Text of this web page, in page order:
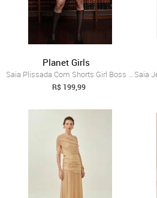
Planet Girls
Saia Plissada Com Shorts Girl Boss Plane...
R$ 199,99